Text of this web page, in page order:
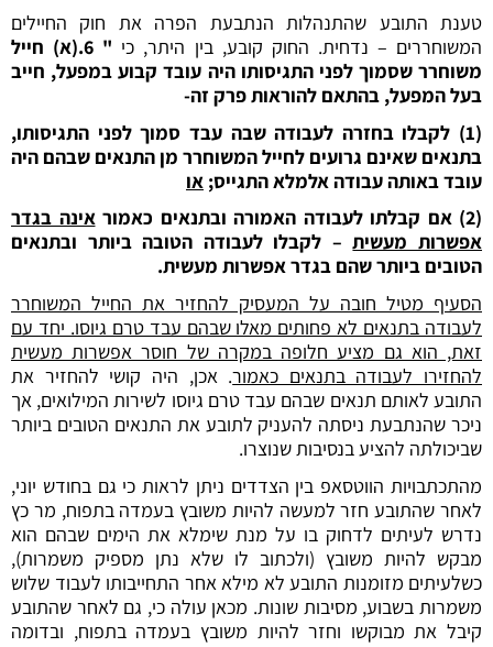
טענת התובע שהתנהלות הנתבעת הפרה את חוק החיילים
המשוחררים – נדחית. החוק קובע, בין היתר, כי
" 6.(א) חייל
משוחרר שסמוך לפני התגיסותו היה עובד קבוע במפעל, חייב
בעל המפעל, בהתאם להוראות פרק זה-
(1) לקבלו בחזרה לעבודה שבה עבד סמוך לפני התגיסותו,
בתנאים שאינם גרועים לחייל המשוחרר מן התנאים שבהם היה
עובד באותה עבודה אלמלא התגייס; או
(2) אם קבלתו לעבודה האמורה ובתנאים כאמור
אינה בגדר
אפשרות מעשית– לקבלו לעבודה הטובה ביותר ובתנאים
הטובים ביותר שהם בגדר אפשרות מעשית.
הסעיף מטיל חובה על המעסיק להחזיר את החייל המשוחרר
לעבודה בתנאים לא פחותים מאלו שבהם עבד טרם גיוסו. יחד עם
זאת, הוא גם מציע חלופה במקרה של חוסר אפשרות מעשית
להחזירו לעבודה בתנאים כאמור. אכן, היה קושי להחזיר את
התובע לאותם תנאים שבהם עבד טרם גיוסו לשירות המילואים, אך
ניכר שהנתבעת ניסתה להעניק לתובע את התנאים הטובים ביותר
שביכולתה להציע בנסיבות שנוצרו.
מהתכתבויות הווטסאפ בין הצדדים ניתן לראות כי גם בחודש יוני,
לאחר שהתובע חזר למעשה להיות משובץ בעמדה בתפוח, מר כץ
נדרש לעיתים לדחוק בו על מנת שימלא את הימים שבהם הוא
מבקש להיות משובץ (ולכתוב לו שלא נתן מספיק משמרות),
כשלעיתים מזומנות התובע לא מילא אחר התחייבותו לעבוד שלוש
משמרות בשבוע, מסיבות שונות. מכאן עולה כי, גם לאחר שהתובע
קיבל את מבוקשו וחזר להיות משובץ בעמדה בתפוח, ובדומה